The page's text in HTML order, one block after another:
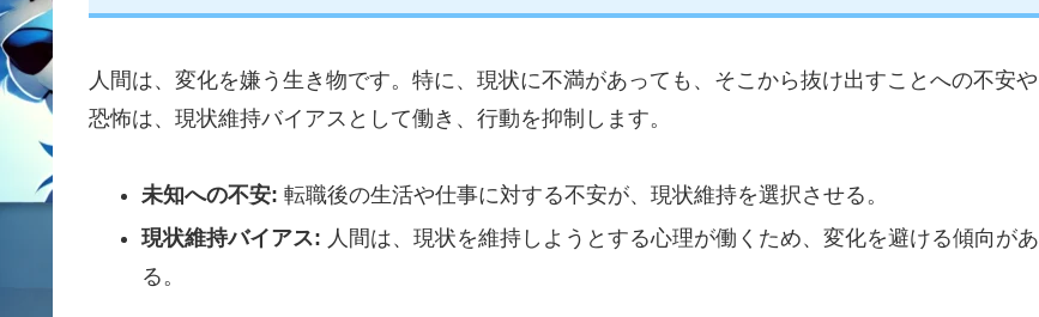
人間は、変化を嫌う生き物です。特に、現状に不満があっても、そこから抜け出すことへの不安や
恐怖は、現状維持バイアスとして働き、行動を抑制します。
未知への不安: 転職後の生活や仕事に対する不安が、現状維持を選択させる。
現状維持バイアス: 人間は、現状を維持しようとする心理が働くため、変化を避ける傾向があ
る。